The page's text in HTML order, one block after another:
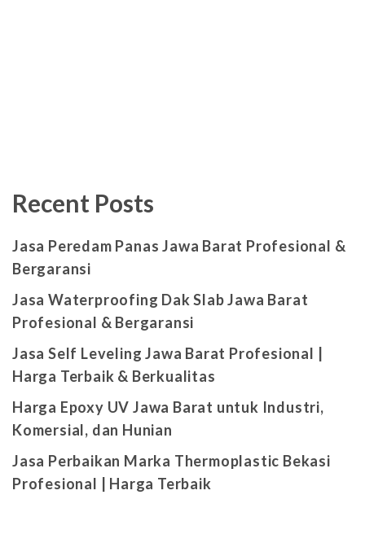
Recent Posts
Jasa Peredam Panas Jawa Barat Profesional &
Bergaransi
Jasa Waterproofing Dak Slab Jawa Barat
Profesional & Bergaransi
Jasa Self Leveling Jawa Barat Profesional |
Harga Terbaik & Berkualitas
Harga Epoxy UV Jawa Barat untuk Industri,
Komersial, dan Hunian
Jasa Perbaikan Marka Thermoplastic Bekasi
Profesional | Harga Terbaik